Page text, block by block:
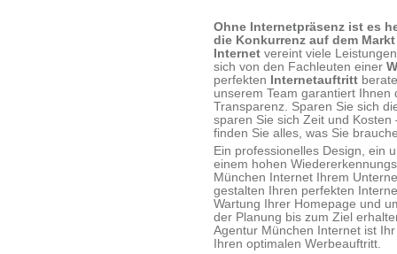
Ohne Internetpräsenz ist es
die Konkurrenz auf dem
Internet vereint viele
sich von den Fachleuten einer
perfekten
Internetauftritt
unserem Team garantiert
Transparenz. Sparen Sie sich
sparen Sie sich Zeit und
finden Sie alles, was Sie
Ein professionelles Design, ein
einem hohen
München Internet Ihrem
gestalten Ihren perfekten
Wartung Ihrer Homepage und
der Planung bis zum Ziel
Agentur München Internet ist
Ihren optimalen Werbeauftritt.